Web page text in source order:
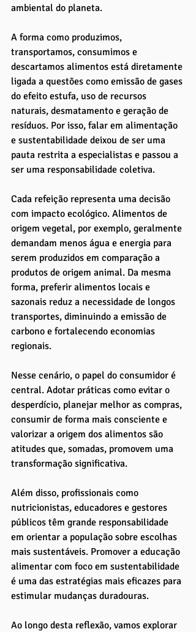
ambiental do planeta.
A forma como produzimos,
transportamos, consumimos e
descartamos alimentos está diretamente
ligada a questões como emissão de gases
do efeito estufa, uso de recursos
naturais, desmatamento e geração de
resíduos. Por isso, falar em alimentação
e sustentabilidade deixou de ser uma
pauta restrita a especialistas e passou a
ser uma responsabilidade coletiva.
Cada refeição representa uma decisão
com impacto ecológico. Alimentos de
origem vegetal, por exemplo, geralmente
demandam menos água e energia para
serem produzidos em comparação a
produtos de origem animal. Da mesma
forma, preferir alimentos locais e
sazonais reduz a necessidade de longos
transportes, diminuindo a emissão de
carbono e fortalecendo economias
regionais.
Nesse cenário, o papel do consumidor é
central. Adotar práticas como evitar o
desperdício, planejar melhor as compras,
consumir de forma mais consciente e
valorizar a origem dos alimentos são
atitudes que, somadas, promovem uma
transformação significativa.
Além disso, profissionais como
nutricionistas, educadores e gestores
públicos têm grande responsabilidade
em orientar a população sobre escolhas
mais sustentáveis. Promover a educação
alimentar com foco em sustentabilidade
é uma das estratégias mais eficazes para
estimular mudanças duradouras.
Ao longo desta reflexão, vamos explorar